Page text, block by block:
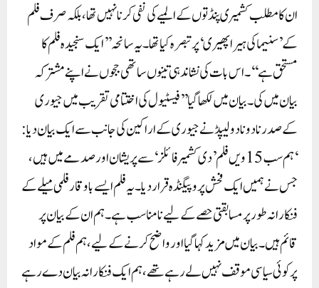
ان کا مطلب کشمیری پنڈتوں کے المیے کی نفی کرنا نہیں تھا، بلکہ صرف فلم
کے ’سنیما کی ہیرا پھیری‘ پر تبصرہ کیا تھا۔ یہ سانحہ ’’ایک سنجیدہ فلم کا
مستحق ہے‘‘۔ اس بات کی نشاندہی تینوں ساتھی ججوں نے اپنے مشترکہ
بیان میں کی۔ بیان میں لکھا گیا’’فیسٹیول کی اختتامی تقریب میں جیوری
کے صدر نادو نادو لیپڈ نے جیوری کے اراکین کی جانب سے ایک بیان دیا:
‘ہم سب 15ویں فلم ’دی کشمیر فائلز‘ سے پریشان اور صدمے میں ہیں،
جس نے ہمیں ایک فحش پروپیگنڈہ قرار دیا۔ یہ فلم ایسے باوقار فلمی میلے کے
فنکارانہ طور پر مسابقتی حصے کے لیے نامناسب ہے۔ ہم ان کے بیان پر
قائم ہیں۔بیان میں مزید کہا گیا اور واضح کرنے کے لیے، ہم فلم کے مواد
پر کوئی سیاسی موقف نہیں لے رہے تھے، ہم ایک فنکارانہ بیان دے رہے